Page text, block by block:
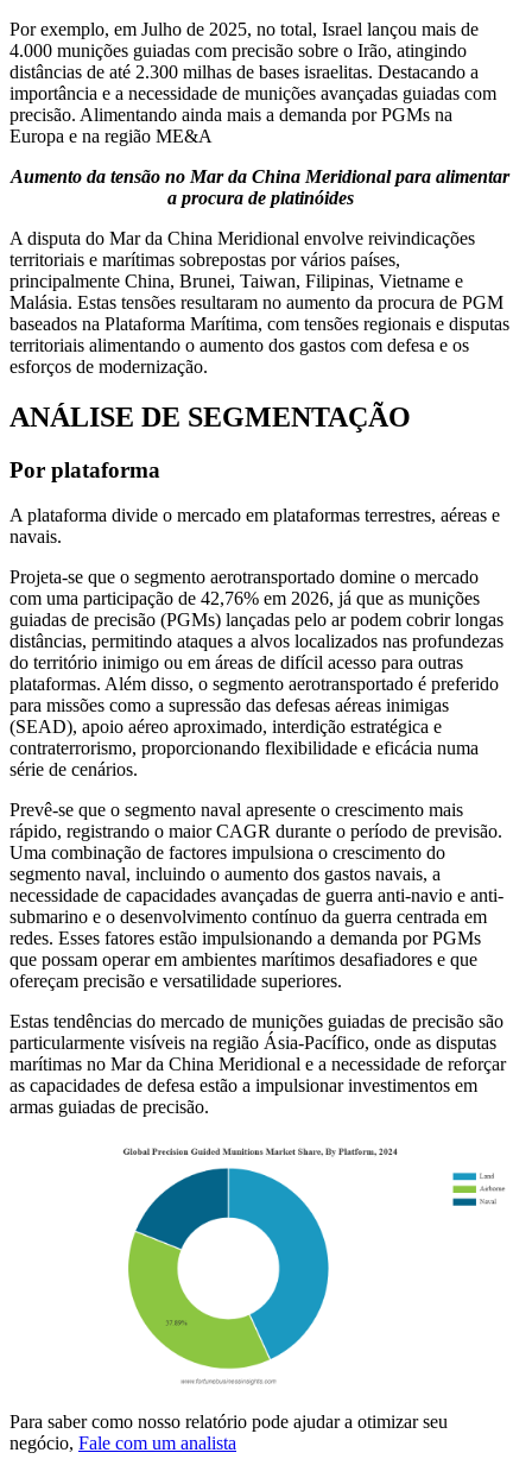
Por exemplo, em Julho de 2025, no total, Israel lançou mais de
4.000 munições guiadas com precisão sobre o Irão, atingindo
distâncias de até 2.300 milhas de bases israelitas. Destacando a
importância e a necessidade de munições avançadas guiadas com
precisão. Alimentando ainda mais a demanda por PGMs na
Europa e na região ME&A
Aumento da tensão no Mar da China Meridional para alimentar
a procura de platinóides
A disputa do Mar da China Meridional envolve reivindicações
territoriais e marítimas sobrepostas por vários países,
principalmente China, Brunei, Taiwan, Filipinas, Vietname e
Malásia. Estas tensões resultaram no aumento da procura de PGM
baseados na Plataforma Marítima, com tensões regionais e disputas
territoriais alimentando o aumento dos gastos com defesa e os
esforços de modernização.
ANÁLISE DE SEGMENTAÇÃO
Por plataforma
A plataforma divide o mercado em plataformas terrestres, aéreas e
navais.
Projeta-se que o segmento aerotransportado domine o mercado
com uma participação de 42,76% em 2026, já que as munições
guiadas de precisão (PGMs) lançadas pelo ar podem cobrir longas
distâncias, permitindo ataques a alvos localizados nas profundezas
do território inimigo ou em áreas de difícil acesso para outras
plataformas. Além disso, o segmento aerotransportado é preferido
para missões como a supressão das defesas aéreas inimigas
(SEAD), apoio aéreo aproximado, interdição estratégica e
contraterrorismo, proporcionando flexibilidade e eficácia numa
série de cenários.
Prevê-se que o segmento naval apresente o crescimento mais
rápido, registrando o maior CAGR durante o período de previsão.
Uma combinação de factores impulsiona o crescimento do
segmento naval, incluindo o aumento dos gastos navais, a
necessidade de capacidades avançadas de guerra anti-navio e anti-
submarino e o desenvolvimento contínuo da guerra centrada em
redes. Esses fatores estão impulsionando a demanda por PGMs
que possam operar em ambientes marítimos desafiadores e que
ofereçam precisão e versatilidade superiores.
Estas tendências do mercado de munições guiadas de precisão são
particularmente visíveis na região Ásia-Pacífico, onde as disputas
marítimas no Mar da China Meridional e a necessidade de reforçar
as capacidades de defesa estão a impulsionar investimentos em
armas guiadas de precisão.
Para saber como nosso relatório pode ajudar a otimizar seu
negócio, Fale com um analista